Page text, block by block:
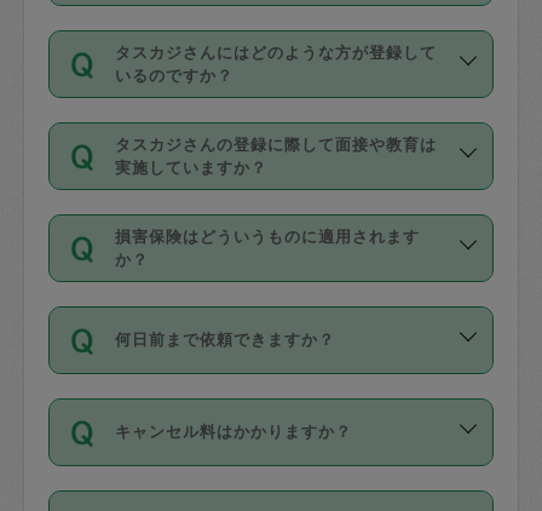
なお、タスカジさんの交通費も、依頼料
金のご請求と合わせてお支払いとなりま
動計算で表示されます。
（例：毎週定期の場合は３回以上のキャ
ンセルが有償（1200円、隔週定期の場合
は２回以上のキャンセルが有償（1200
・ＡＭ ９時～１２時
・ＰＭ １３時～１６時
・夜 １８時～２１時
開始時間を２時間前後変更することが可
能です。依頼送信後、個別にタスカジさ
んにメッセージを送り調整してくださ
い。ただし、２時間を越えての調整はで
時間も被らない場合、損害保険の対象外
掃除、整理収納、洗濯、買い物、料理、
作り置きです。タスカジさんによってで
きる仕事の範囲が異なりますので、依頼
する前にタスカジさんのプロフィールで
確認してください。
基本的に、高所での作業や危険作業、屋
外での作業は対象外です。
タスカジさんにはどのような方が登録して
いるのですか？
主婦として長年の家事経験をお持ちの
方、栄養士・調理師といった資格者で保
育園や学校の給食やレストランで料理関
係の専門職に従事されていた方、日本で
すでにハウスキーパーや英語の先生とし
てお仕事をしているフィリピン出身の
社員など様々なバックグラウンドの方が
登録しています。
日本語も話せる方など様々です。
タスカジさんの登録に際して面接や教育は
実施していますか？
応募の際に、各自事務局との面接と説明
を行っています。その後、身分証明書の
写真提出をしていただいています。外国
確認しています。タスカジさんトレーニ
ング動画を使ったセルフトレーニングの
現場トライアルを受け、合格したタスカ
ジさんが活動されています。
損害保険はどういうものに適用されます
か？
依頼者とタスカジさんとの間でタスカジ
を通して成立した作業時間内での作業に
適用されます。作業範囲は、掃除、洗
です。作業中に物を壊したり、人にけが
をさせたりした場合が対象で、補償金額
何日前まで依頼できますか？
ご依頼は、現在を起点に3日後（72時間
以降）の日時から受付可能となっていま
す。
キャンセル料はかかりますか？
キャンセル料には、以下の2種類がありま